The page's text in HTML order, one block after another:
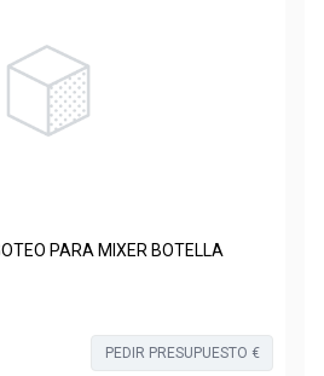
PARA MIXER BOTELLA
PEDIR PRESUPUESTO €